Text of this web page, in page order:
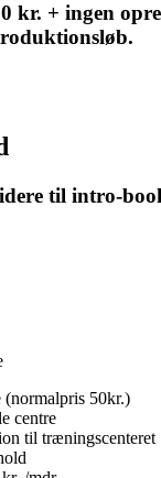
kr. + ingen
til intro-
(normalpris 50kr.)
centre
til træningscenteret